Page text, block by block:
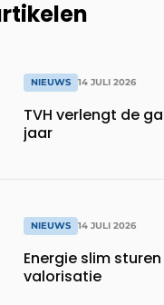
NIEUWS 14 JULI 2026
TVH verlengt de
jaar
NIEUWS 14 JULI 2026
Energie slim
valorisatie